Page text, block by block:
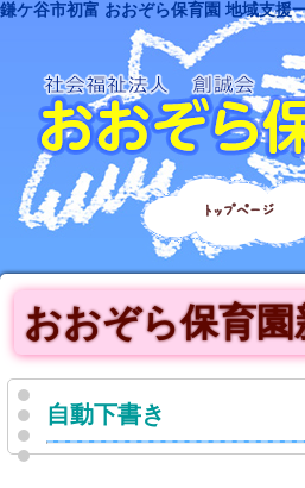
鎌ケ谷市初富 おおぞら保育園 地域支援
トップページ
おおぞら保育園
自動下書き